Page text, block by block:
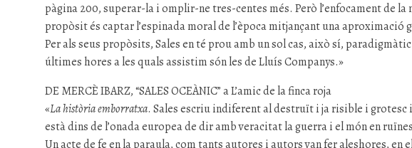
pàgina 200, superar-la i omplir-ne tres-centes més. Però l’enfocament de la
propòsit és captar l’espinada moral de l’època mitjançant una aproximació
Per als seus propòsits, Sales en té prou amb un sol cas, això sí,
últimes hores a les quals assistim són les de Lluís Companys.»
DE MERCÈ IBARZ, “SALES OCEÀNIC” a L’amic de la finca roja
«La història emborratxa. Sales escriu indiferent al destruït i ja risible i
està dins de l’onada europea de dir amb veracitat la guerra i el món en
Un acte de fe en la paraula, com tants autores i autors van fer aleshores, en